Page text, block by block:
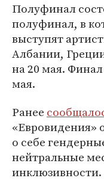
Полуфинал
полуфинал, в
выступят
Албании,
на 20 мая.
мая.
Ранее
«Евровидения»
о себе
нейтральные
инклюзивности.